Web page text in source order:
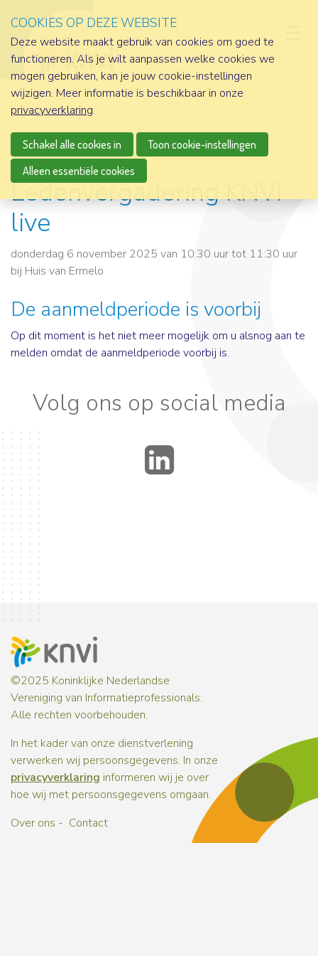
Algemene
Ledenvergadering KNVI
live
donderdag 6 november 2025 van 10:30 uur tot 11:30 uur
bij Huis van Ermelo
De aanmeldperiode is voorbij
Op dit moment is het niet meer mogelijk om u alsnog aan te
melden omdat de aanmeldperiode voorbij is.
Volg ons op social media
©2025 Koninklijke Nederlandse
Vereniging van Informatieprofessionals.
Alle rechten voorbehouden.
In het kader van onze dienstverlening
verwerken wij persoonsgegevens. In onze
privacyverklaring informeren wij je over
hoe wij met persoonsgegevens omgaan.
Over ons
Contact
COOKIES OP DEZE WEBSITE
Deze website maakt gebruik van cookies om goed te
functioneren. Als je wilt aanpassen welke cookies we
mogen gebruiken, kan je jouw cookie-instellingen
wijzigen. Meer informatie is beschikbaar in onze
privacyverklaring.
Schakel alle cookies in
Toon cookie-instellingen
Alleen essentiële cookies